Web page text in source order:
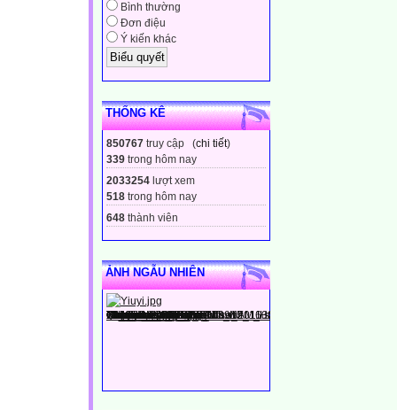
Bình thường
Đơn điệu
Ý kiến khác
THỐNG KÊ
850767 truy cập (chi tiết)
339 trong hôm nay
2033254 lượt xem
518 trong hôm nay
648 thành viên
ẢNH NGẪU NHIÊN